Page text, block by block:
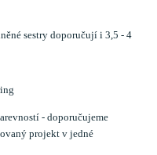
sestry doporučují i 3,5 - 4
- doporučujeme
projekt v jedné